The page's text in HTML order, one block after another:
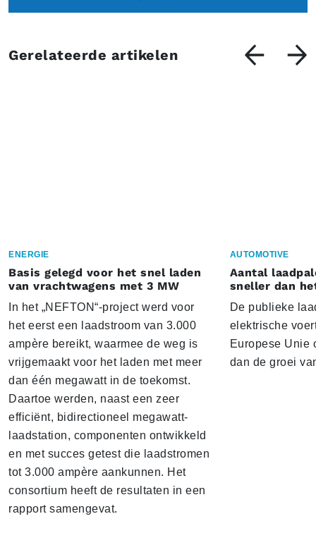
Gerelateerde artikelen
ENERGIE
Basis gelegd voor het snel laden
van vrachtwagens met 3 MW
In het „NEFTON“-project werd voor
het eerst een laadstroom van 3.000
ampère bereikt, waarmee de weg is
vrijgemaakt voor het laden met meer
dan één megawatt in de toekomst.
Daartoe werden, naast een zeer
efficiënt, bidirectioneel megawatt-
laadstation, componenten ontwikkeld
en met succes getest die laadstromen
tot 3.000 ampère aankunnen. Het
consortium heeft de resultaten in een
rapport samengevat.
AUTOMOTIVE
Aantal
sneller dan
De publieke
elektrische
Europese Unie
dan de groei